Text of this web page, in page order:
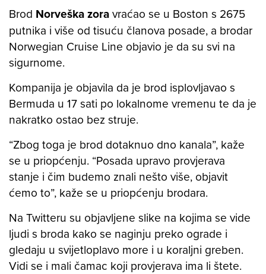
Brod Norveška zoravraćao se u Boston s 2675
putnika i više od tisuću članova posade, a brodar
Norwegian Cruise Line objavio je da su svi na
sigurnome.
Kompanija je objavila da je brod isplovljavao s
Bermuda u 17 sati po lokalnome vremenu te da je
nakratko ostao bez struje.
“Zbog toga je brod dotaknuo dno kanala”, kaže
se u priopćenju. “Posada upravo provjerava
stanje i čim budemo znali nešto više, objavit
ćemo to”, kaže se u priopćenju brodara.
Na Twitteru su objavljene slike na kojima se vide
ljudi s broda kako se naginju preko ograde i
gledaju u svijetloplavo more i u koraljni greben.
Vidi se i mali čamac koji provjerava ima li štete.